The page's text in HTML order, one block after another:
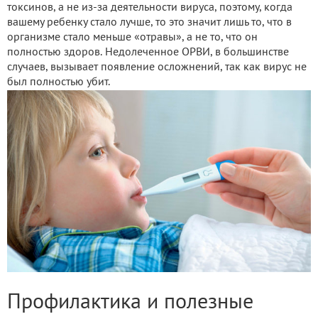
токсинов, а не из-за деятельности вируса, поэтому, когда
вашему ребенку стало лучше, то это значит лишь то, что в
организме стало меньше «отравы», а не то, что он
полностью здоров. Недолеченное ОРВИ, в большинстве
случаев, вызывает появление осложнений, так как вирус не
был полностью убит.
Профилактика и полезные